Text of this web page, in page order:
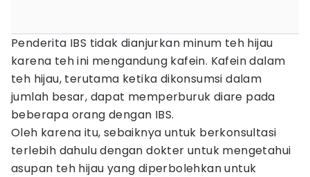
Penderita IBS tidak dianjurkan minum teh hijau
karena teh ini mengandung kafein. Kafein dalam
teh hijau, terutama ketika dikonsumsi dalam
jumlah besar, dapat memperburuk diare pada
beberapa orang dengan IBS.
Oleh karena itu, sebaiknya untuk berkonsultasi
terlebih dahulu dengan dokter untuk mengetahui
asupan teh hijau yang diperbolehkan untuk